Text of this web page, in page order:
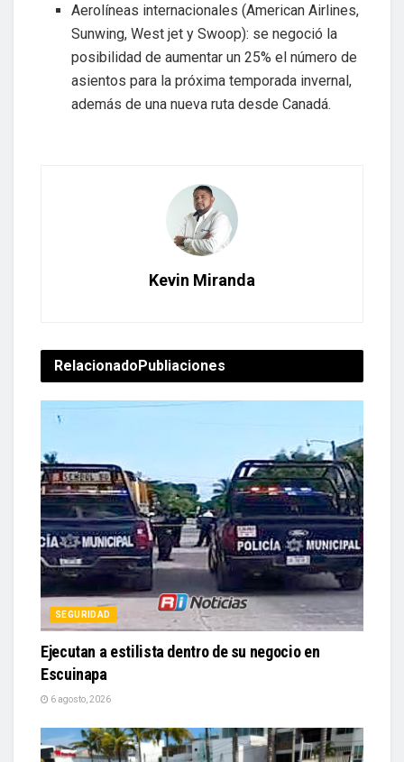
Aerolíneas internacionales (American Airlines,
Sunwing, West jet y Swoop): se negoció la
posibilidad de aumentar un 25% el número de
asientos para la próxima temporada invernal,
además de una nueva ruta desde Canadá.
Kevin Miranda
RelacionadoPubliaciones
SEGURIDAD
Ejecutan a estilista dentro de su negocio en
Escuinapa
6 agosto, 2026